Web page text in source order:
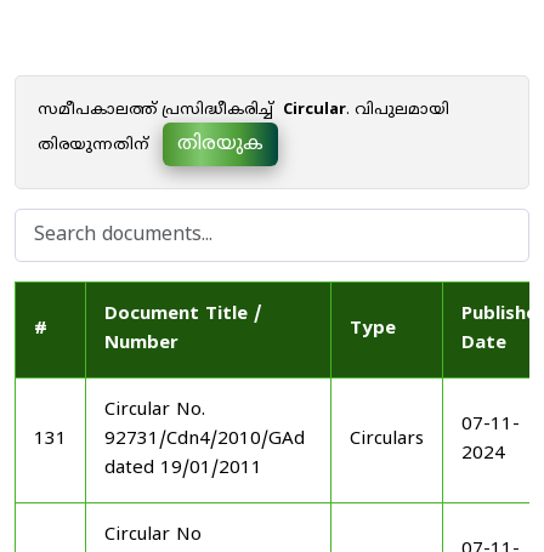
സമീപകാലത്ത് പ്രസിദ്ധീകരിച്ച് Circular. വിപുലമായി
തിരയുന്നതിന്
തിരയുക
#
Document Title /
Number
Type
Date
131
Circular No.
92731/Cdn4/2010/GAd
dated 19/01/2011
Circulars
07-11-
2024
Circular No